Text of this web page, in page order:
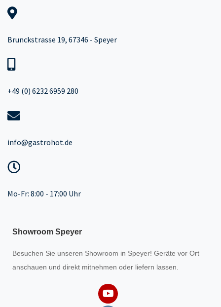
Brunckstrasse 19, 67346 - Speyer
+49 (0) 6232 6959 280
info@gastrohot.de
Mo-Fr: 8:00 - 17:00 Uhr
Showroom Speyer
Besuchen Sie unseren Showroom in Speyer! Geräte vor Ort
anschauen und direkt mitnehmen oder liefern lassen.